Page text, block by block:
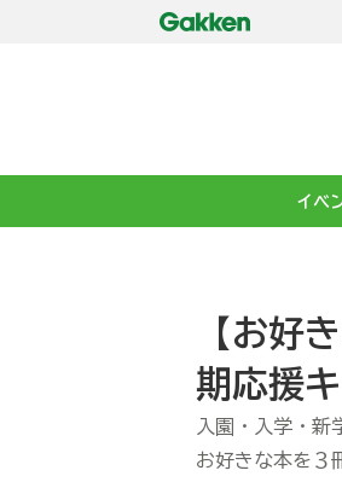
イベ
【お好
期応援
入園・入学・新
お好きな本を３